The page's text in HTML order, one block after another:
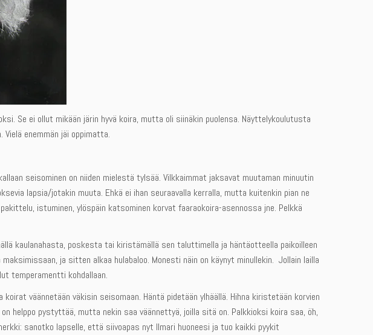
Se ei ollut mikään järin hyvä koira, mutta oli siinäkin puolensa. Näyttelykoulutusta
enemmän jäi oppimatta.
seisominen on niiden mielestä tylsää. Vilkkaimmat jaksavat muutaman minuutin
lapsia/jotakin muuta. Ehkä ei ihan seuraavalla kerralla, mutta kuitenkin pian ne
istuminen, ylöspäin katsominen korvat faaraokoira-asennossa jne. Pelkkä
kaulanahasta, poskesta tai kiristämällä sen taluttimella ja häntäotteella paikoilleen
ja sitten alkaa hulabaloo. Monesti näin on käynyt minullekin. Jollain lailla
temperamentti kohdallaan.
väännetään väkisin seisomaan. Häntä pidetään ylhäällä. Hihna kiristetään korvien
helppo pystyttää, mutta nekin saa väännettyä, joilla sitä on. Palkkioksi koira saa, öh,
sanotko lapselle, että siivoapas nyt Ilmari huoneesi ja tuo kaikki pyykit